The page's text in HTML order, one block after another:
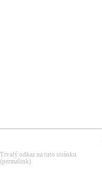
Trvalý odkaz na tuto stránku
(permalink)